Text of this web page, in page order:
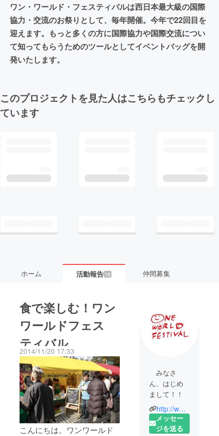
ワン・ワールド・フェスティバルは西日本最大級の国際
協力・交流のお祭りとして、毎年開催。今年で22回目を
迎えます。もっと多くの方に国際協力や国際交流につい
て知ってもらうためのツールとしてイベントバッグを開
発いたします。
このプロジェクトを見た人はこちらもチェックし
ています
ホーム 活動報告 18 仲間募集
食で楽しむ！ワン
ワールドフェス
ティバル
2014/11/20 17:33
こんにちは。ワンワールド
みなさ
ん、はじめ
まして！！
わたしたち
は、「ワ
http://www.interpeople.or.jp/owf/
メッセー
ジを送る